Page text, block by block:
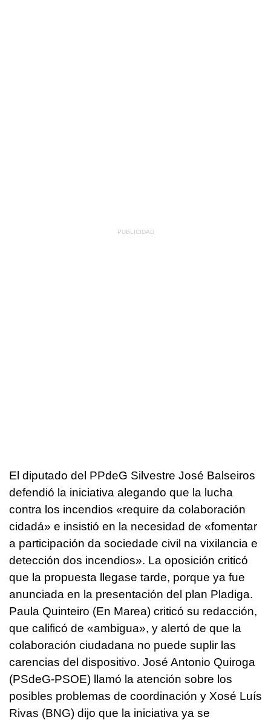
El diputado del PPdeG Silvestre José Balseiros
defendió la iniciativa alegando que la lucha
contra los incendios «require da colaboración
cidadá» e insistió en la necesidad de «fomentar
a participación da sociedade civil na vixilancia e
detección dos incendios». La oposición criticó
que la propuesta llegase tarde, porque ya fue
anunciada en la presentación del plan Pladiga.
Paula Quinteiro (En Marea) criticó su redacción,
que calificó de «ambigua», y alertó de que la
colaboración ciudadana no puede suplir las
carencias del dispositivo. José Antonio Quiroga
(PSdeG-PSOE) llamó la atención sobre los
posibles problemas de coordinación y Xosé Luís
Rivas (BNG) dijo que la iniciativa ya se